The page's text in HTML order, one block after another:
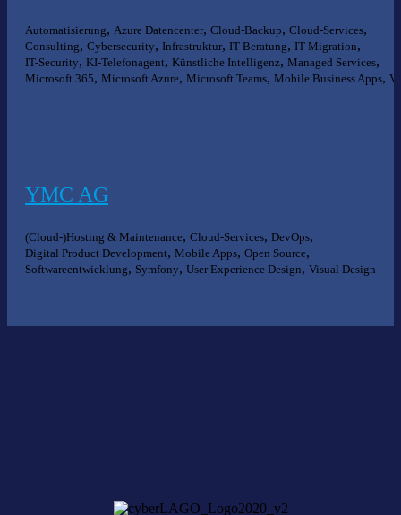
Automatisierung, Azure Datencenter, Cloud-Backup, Cloud-Services,
Consulting, Cybersecurity, Infrastruktur, IT-Beratung, IT-Migration,
IT-Security, KI-Telefonagent, Künstliche Intelligenz, Managed Services,
Microsoft 365, Microsoft Azure, Microsoft Teams, Mobile Business Apps,
YMC AG
(Cloud-)Hosting & Maintenance, Cloud-Services, DevOps,
Digital Product Development, Mobile Apps, Open Source,
Softwareentwicklung, Symfony, User Experience Design, Visual Design